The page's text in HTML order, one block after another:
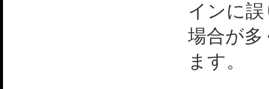
インに
場合が
ます。